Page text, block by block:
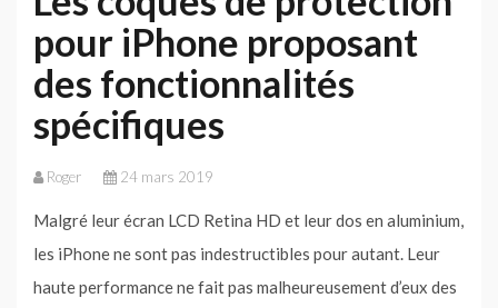
pour iPhone proposant
des fonctionnalités
spécifiques
Roger 24 mars 2019
Malgré leur écran LCD Retina HD et leur dos en aluminium,
les iPhone ne sont pas indestructibles pour autant. Leur
haute performance ne fait pas malheureusement d’eux des